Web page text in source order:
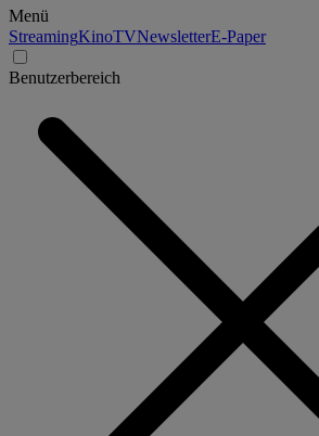
Menü
StreamingKinoTVNewsletterE-Paper
Benutzerbereich